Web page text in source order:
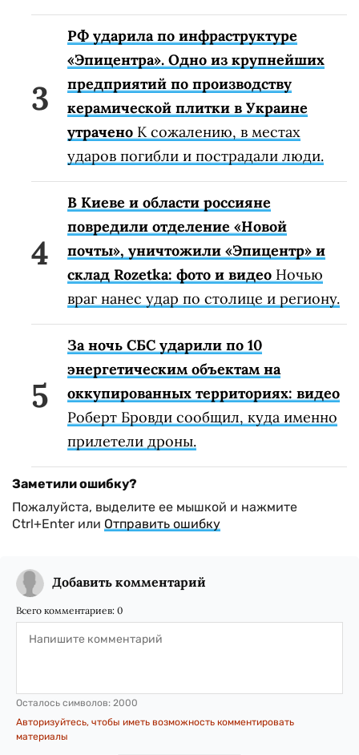
РФ ударила по инфраструктуре
«Эпицентра». Одно из крупнейших
предприятий по производству
керамической плитки в Украине
утрачено К сожалению, в местах
ударов погибли и пострадали люди.
В Киеве и области россияне
повредили отделение «Новой
почты», уничтожили «Эпицентр» и
склад Rozetka: фото и видео Ночью
враг нанес удар по столице и региону.
За ночь СБС ударили по 10
энергетическим объектам на
оккупированных территориях: видео
Роберт Бровди сообщил, куда именно
прилетели дроны.
Заметили ошибку?
Пожалуйста, выделите ее мышкой и нажмите
Ctrl+Enter или Отправить ошибку
Добавить комментарий
Всего комментариев: 0
Осталось символов: 2000
Авторизуйтесь, чтобы иметь возможность комментировать
материалы